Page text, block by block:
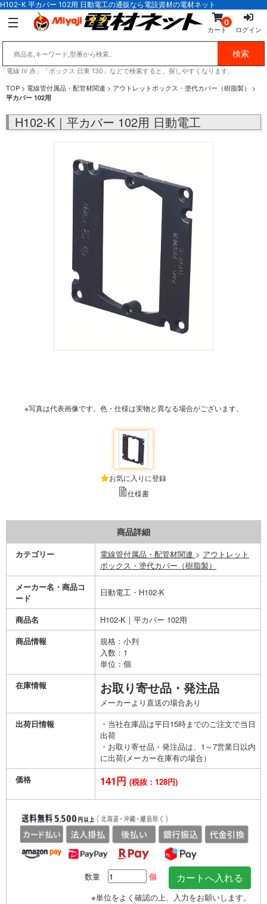
H102-K 平カバー 102用 日動電工の通販なら電設資材の電材ネット
0
カート ログイン
「電線 IV 赤」「ボックス 日東 130」などで検索すると、探しやすくなります。
TOP > 電線管付属品・配管材関連 > アウトレットボックス・塗代カバー（樹脂製） >
平カバー 102用
H102-K｜平カバー 102用 日動電工
※写真は代表画像です。色・仕様は実物と異なる場合がございます。
お気に入りに登録
仕様書
商品詳細
カテゴリー 電線管付属品・配管材関連 > アウトレット
ボックス・塗代カバー（樹脂製）
メーカー名・商品コ
ード
日動電工・H102-K
商品名
H102-K｜平カバー 102用
商品情報
規格：小判
入数：1
単位：個
在庫情報
お取り寄せ品・発注品
メーカーより直送の場合あり
出荷日情報
・当社在庫品は平日15時までのご注文で当日
出荷
・お取り寄せ品・発注品は、1～7営業日以内
に出荷(メーカー在庫有の場合）
価格
141円 (税抜：128円)
数量
個
※単位をよく確認の上、入力をお願いします。